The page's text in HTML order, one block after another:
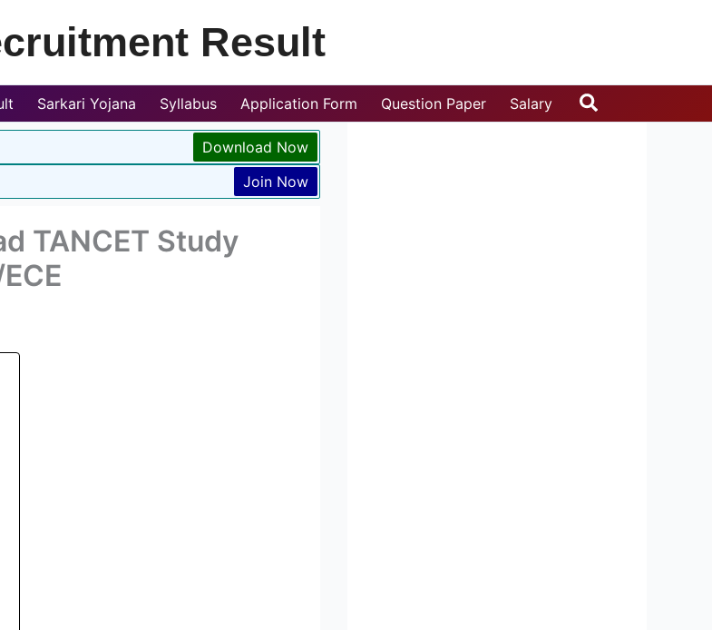
Result
Sarkari Yojana Syllabus Application Form Question Paper Salary Search
Download Now
Join Now
TANCET Study